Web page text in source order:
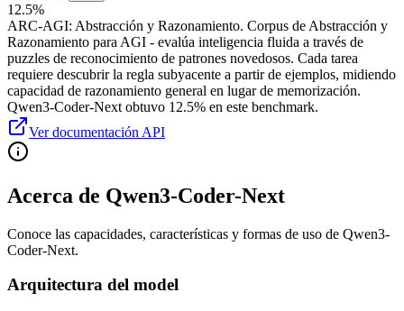
12.5%
ARC-AGI: Abstracción y Razonamiento. Corpus de Abstracción y
Razonamiento para AGI - evalúa inteligencia fluida a través de
puzzles de reconocimiento de patrones novedosos. Cada tarea
requiere descubrir la regla subyacente a partir de ejemplos, midiendo
capacidad de razonamiento general en lugar de memorización.
Qwen3-Coder-Next obtuvo 12.5% en este benchmark.
Ver documentación API
Acerca de Qwen3-Coder-Next
Conoce las capacidades, características y formas de uso de Qwen3-
Coder-Next.
Arquitectura del model